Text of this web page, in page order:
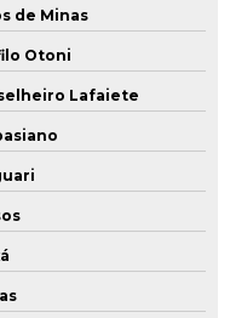
encerramento
cetesb
de Minas
Otoni
Lafaiete